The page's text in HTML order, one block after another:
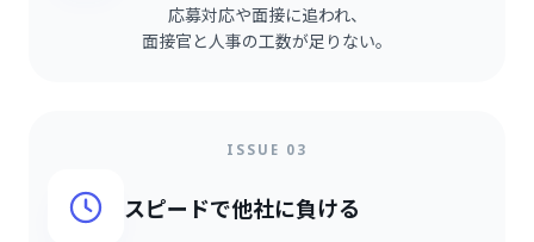
応募対応や面接に追われ、
面接官と人事の工数が足りない。
ISSUE 03
スピードで他社に負ける